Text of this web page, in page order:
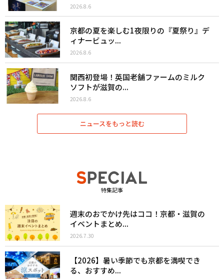
2026.8.6
京都の夏を楽しむ1夜限りの『夏祭り』デ
ィナービュッ...
2026.8.6
関西初登場！英国老舗ファームのミルク
ソフトが滋賀の...
2026.8.6
ニュースをもっと読む
特集記事
週末のおでかけ先はココ！京都・滋賀の
イベントまとめ...
2026.7.30
【2026】暑い季節でも京都を満喫でき
る、おすすめ...